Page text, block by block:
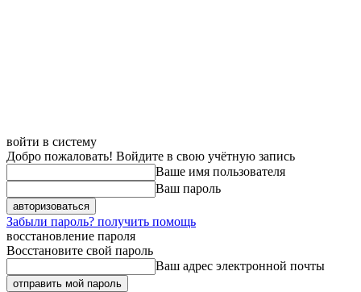
войти в систему
Добро пожаловать! Войдите в свою учётную запись
Ваше имя пользователя
Ваш пароль
Забыли пароль? получить помощь
восстановление пароля
Восстановите свой пароль
Ваш адрес электронной почты